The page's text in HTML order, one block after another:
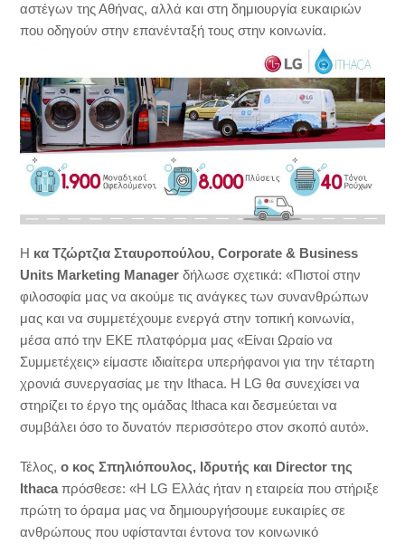
αστέγων της Αθήνας, αλλά και στη δημιουργία ευκαιριών
που οδηγούν στην επανένταξή τους στην κοινωνία.
Η κα Τζώρτζια Σταυροπούλου,Corporate & Business
Units Marketing Manager δήλωσε σχετικά: «Πιστοί στην
φιλοσοφία μας να ακούμε τις ανάγκες των συνανθρώπων
μας και να συμμετέχουμε ενεργά στην τοπική κοινωνία,
μέσα από την ΕΚΕ πλατφόρμα μας «Είναι Ωραίο να
Συμμετέχεις» είμαστε ιδιαίτερα υπερήφανοι για την τέταρτη
χρονιά συνεργασίας με την Ithaca. Η LG θα συνεχίσει να
στηρίζει το έργο της ομάδας Ithaca και δεσμεύεται να
συμβάλει όσο το δυνατόν περισσότερο στον σκοπό αυτό».
Τέλος,ο κος Σπηλιόπουλος, Ιδρυτής και Director της
Ithaca πρόσθεσε: «Η LG Ελλάς ήταν η εταιρεία που στήριξε
πρώτη το όραμα μας να δημιουργήσουμε ευκαιρίες σε
ανθρώπους που υφίστανται έντονα τον κοινωνικό